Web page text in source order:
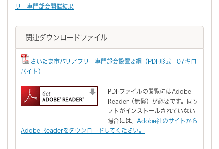
リー専門部会開催結果
関連ダウンロードファイル
さいたま市バリアフリー専門部会設置要綱（PDF形式 107キロ
バイト）
PDFファイルの閲覧にはAdobe
Reader（無償）が必要です。同ソ
フトがインストールされていない
場合には、 Adobe社のサイトから
Adobe Readerをダウンロードしてください。